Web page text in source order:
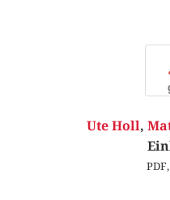
Ute Holl,